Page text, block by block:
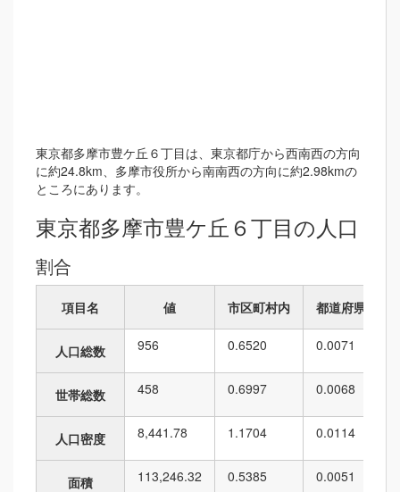
東京都多摩市豊ケ丘６丁目は、東京都庁から西南西の方向
に約24.8km、多摩市役所から南南西の方向に約2.98kmの
ところにあります。
東京都多摩市豊ケ丘６丁目の人口
割合
項目名 値 市区町村内 都道府県内
人口総数 956 0.6520 0.0071
世帯総数 458 0.6997 0.0068
人口密度 8,441.78 1.1704 0.0114
面積 113,246.32 0.5385 0.0051